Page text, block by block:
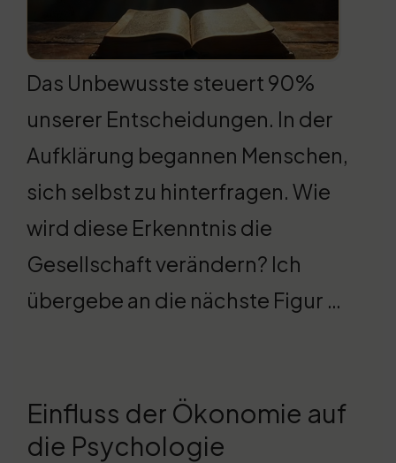
Das Unbewusste steuert 90%
unserer Entscheidungen. In der
Aufklärung begannen Menschen,
sich selbst zu hinterfragen. Wie
wird diese Erkenntnis die
Gesellschaft verändern? Ich
übergebe an die nächste Figur …
Einfluss der Ökonomie auf
die Psychologie